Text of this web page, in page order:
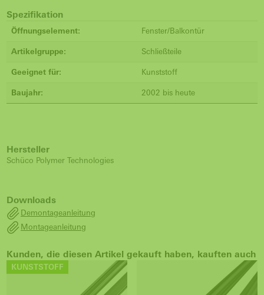
Spezifikation
Öffnungselement: Fenster/Balkontür
Artikelgruppe: Schließteile
Geeignet für: Kunststoff
Baujahr: 2002 bis heute
Hersteller
Schüco Polymer Technologies
Downloads
Demontageanleitung
Montageanleitung
Kunden, die diesen Artikel gekauft haben, kauften auch
KUNSTSTOFF